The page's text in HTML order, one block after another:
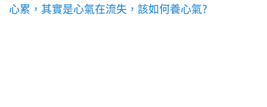
心累，其實是心氣在流失，該如何養心氣?